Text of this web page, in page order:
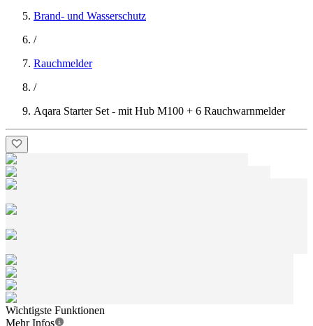
Brand- und Wasserschutz
/
Rauchmelder
/
Aqara Starter Set - mit Hub M100 + 6 Rauchwarnmelder
Wichtigste Funktionen
Mehr Infos